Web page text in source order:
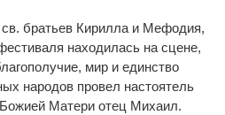
братьев Кирилла и Мефодия,
находилась на сцене,
мир и единство
народов провел настоятель
Матери отец Михаил.